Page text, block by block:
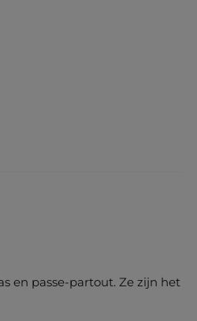
en passe-partout. Ze zijn het